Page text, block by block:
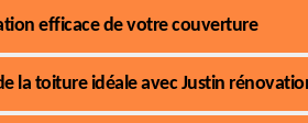
efficace de votre couverture
la toiture idéale avec Justin